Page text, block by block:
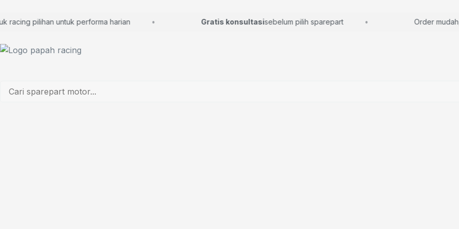
pilihan untuk performa harian Gratis konsultasisebelum pilih sparepart Order mudah,